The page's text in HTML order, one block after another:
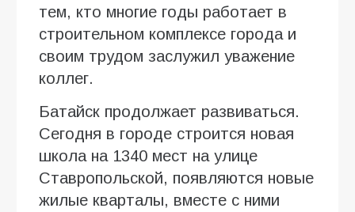
тем, кто многие годы работает в
строительном комплексе города и
своим трудом заслужил уважение
коллег.
Батайск продолжает развиваться.
Сегодня в городе строится новая
школа на 1340 мест на улице
Ставропольской, появляются новые
жилые кварталы, вместе с ними